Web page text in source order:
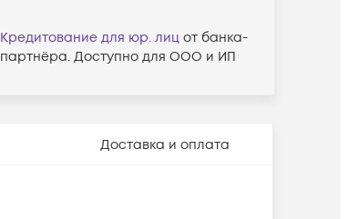
Кредитование для юр. лиц от банка-
партнёра. Доступно для ООО и ИП
Доставка и оплата